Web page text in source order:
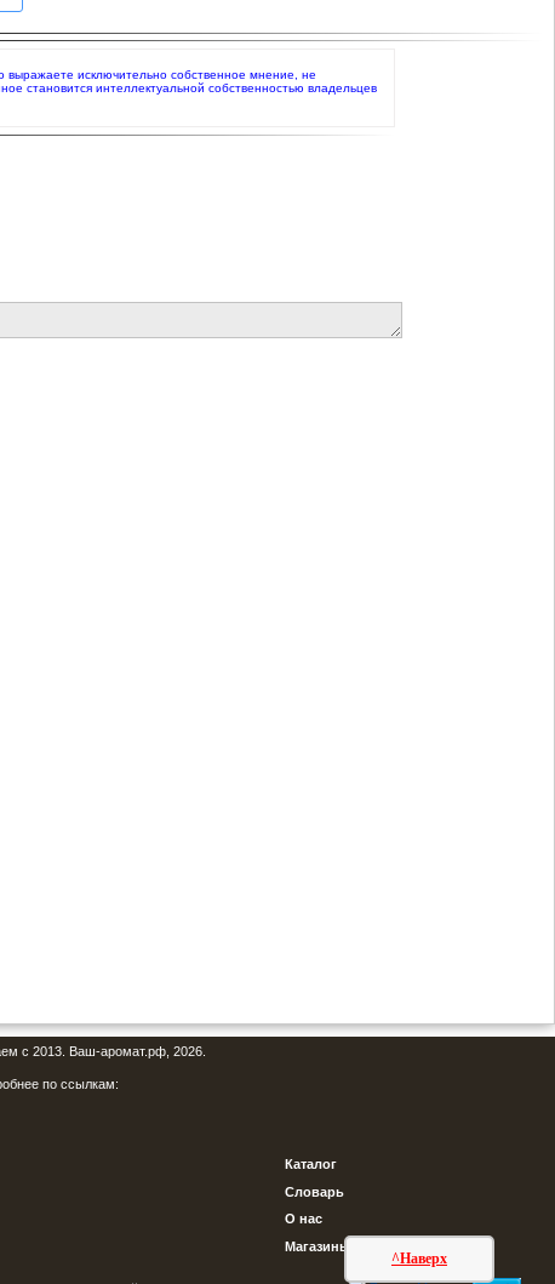
выражаете исключительно собственное мнение, не
становится интеллектуальной собственностью владельцев
^Наверх
с 2013. Ваш-аромат.рф, 2026.
по ссылкам:
Каталог
Словарь
О нас
Магазины